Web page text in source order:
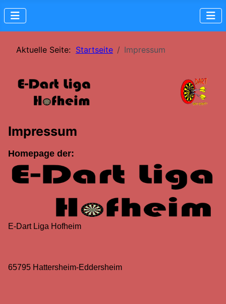
Aktuelle Seite: Startseite Impressum
Impressum
Homepage der:
E-Dart Liga Hofheim
65795 Hattersheim-Eddersheim